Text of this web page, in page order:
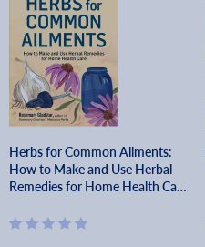
Herbs for Common Ailments:
How to Make and Use Herbal
Remedies for Home Health Care.
Rosemary Gladstar